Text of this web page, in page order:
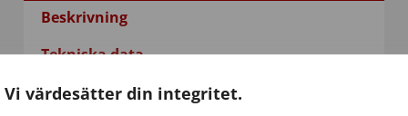
Vi värdesätter din integritet.
Beskrivning
Tekniska data
Dokument